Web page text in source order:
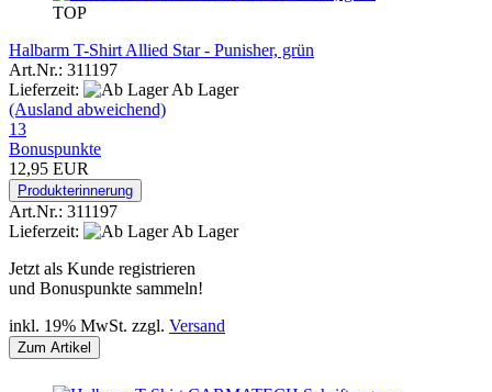
TOP
Halbarm T-Shirt Allied Star - Punisher, grün
Art.Nr.: 311197
Lieferzeit:
Ab Lager
(Ausland abweichend)
13
Bonuspunkte
12,95 EUR
Produkterinnerung
Art.Nr.: 311197
Lieferzeit:
Ab Lager
Jetzt als Kunde registrieren
und Bonuspunkte sammeln!
inkl. 19% MwSt. zzgl. Versand
Zum Artikel